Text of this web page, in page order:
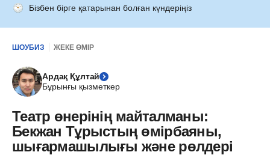
Бізбен бірге қатарынан болған күндеріңіз
ШОУБИЗ ЖЕКЕ ӨМІР
Ардақ Құлтай
Бұрынғы қызметкер
Театр өнерінің майталманы:
Бекжан Тұрыстың өмірбаяны,
шығармашылығы және рөлдері